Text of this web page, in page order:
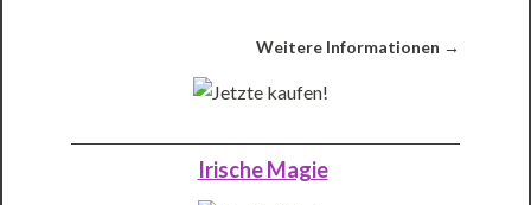
Weitere Informationen →
Irische Magie